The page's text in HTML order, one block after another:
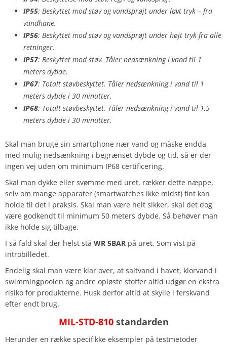
IP55: Beskyttet mod støv og vandsprøjt under lavt tryk – fra
vandhane.
IP56: Beskyttet mod støv og vandsprøjt under højt tryk fra alle
retninger.
IP57: Beskyttet mod støv. Tåler nedsænkning i vand til 1
meters dybde.
IP67: Totalt støvbeskyttet. Tåler nedsænkning i vand til 1
meters dybde i 30 minutter.
IP68: Totalt støvbeskyttet. Tåler nedsænkning i vand til 1,5
meters dybde i 30 minutter.
Skal man bruge sin smartphone nær vand og måske endda
med mulig nedsænkning i begrænset dybde og tid, så er der
ingen vej uden om minimum IP68 certificering.
Skal man dykke eller svømme med uret, rækker dette næppe,
selv om mange apparater (smartwatches ikke midst) fint kan
holde til det i praksis. Skal man være helt sikker, skal det dog
være godkendt til minimum 50 meters dybde. Så behøver man
ikke holde sig tilbage.
I så fald skal der helst stå WR 5BAR på uret. Som vist på
introbilledet.
Endelig skal man være klar over, at saltvand i havet, klorvand i
swimmingpoolen og andre opløste stoffer altid udgør en ekstra
risiko for produkterne. Husk derfor altid at skylle i ferskvand
efter endt brug.
MIL-STD-810standarden
Herunder en række specifikke eksempler på testmetoder